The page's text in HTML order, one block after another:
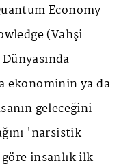
Economy
(Vahşi
ekonominin ya da
geleceğini
'narsistik
insanlık ilk